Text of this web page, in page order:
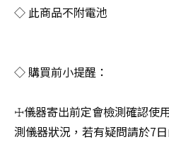
◇ 此商品不附電池
◇ 購買前小提醒：
☩儀器寄出前定會檢測確認使
測儀器狀況，若有疑問請於7